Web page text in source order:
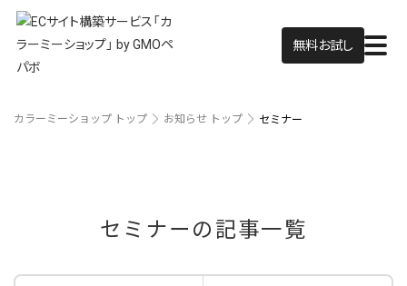
無料お試し
カラーミーショップ トップ お知らせ トップ セミナー
セミナーの記事一覧